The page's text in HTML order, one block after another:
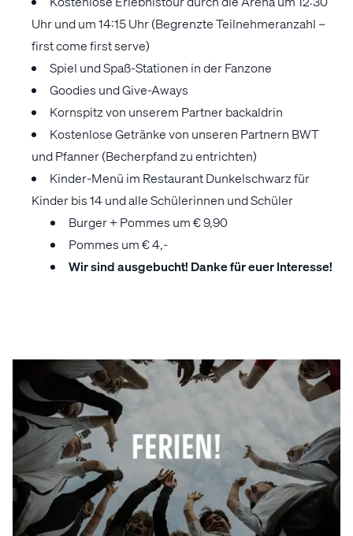
Uhr und um 14:15 Uhr (Begrenzte Teilnehmeranzahl –
first come first serve)
Spiel und Spaß-Stationen in der Fanzone
Goodies und Give-Aways
Kornspitz von unserem Partner backaldrin
Kostenlose Getränke von unseren Partnern BWT
und Pfanner (Becherpfand zu entrichten)
Kinder-Menü im Restaurant Dunkelschwarz für
Kinder bis 14 und alle Schülerinnen und Schüler
Burger + Pommes um € 9,90
Pommes um € 4,-
Wir sind ausgebucht! Danke für euer Interesse!